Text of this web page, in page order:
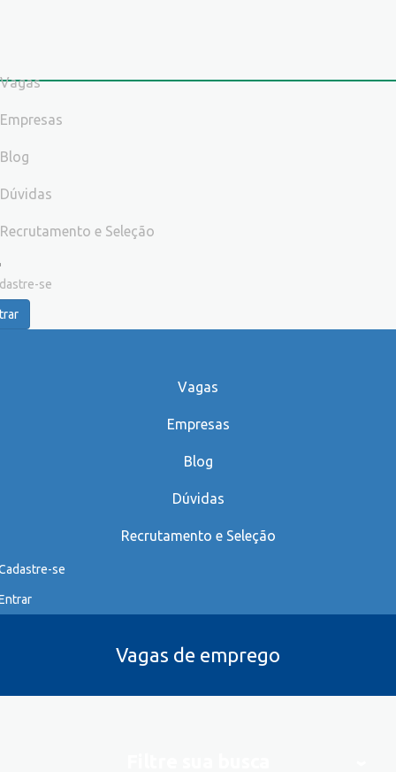
Vagas
Empresas
Blog
Dúvidas
Recrutamento e Seleção
se
Vagas
Empresas
Blog
Dúvidas
Recrutamento e Seleção
se
Vagas de emprego